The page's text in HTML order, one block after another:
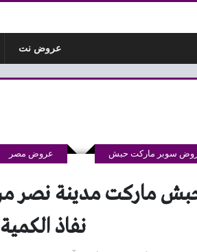
عروض نت
نفاذ الكمية
سوبر ماركت حبش عروض مصر